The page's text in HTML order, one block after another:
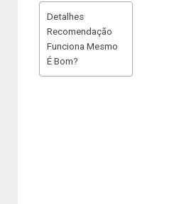
Detalhes
Recomendação
Funciona Mesmo
É Bom?